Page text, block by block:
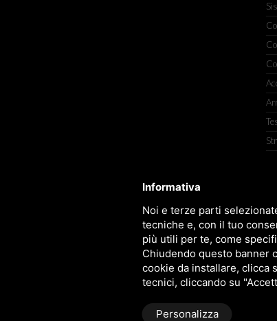
TITOLCHIMICA SPA - VIA
Informativa
Noi e terze parti
tecniche e, con il tuo
più utili per te, come
Chiudendo questo banner
cookie da installare, clicca
tecnici, cliccando su
Personalizza